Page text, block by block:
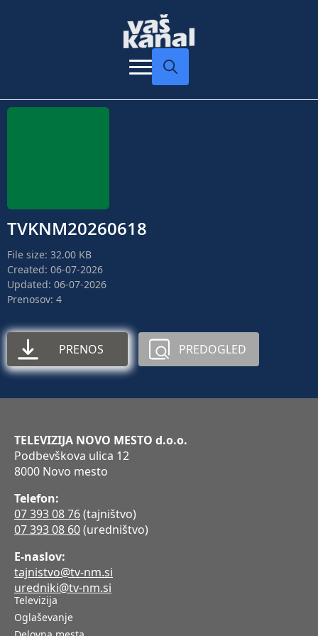
TVKNM20260618
File size: 32.00 KB
Created: 06-07-2026
Updated: 06-07-2026
Prenosov: 4
PRENOS PREDOGLED
TELEVIZIJA NOVO MESTO d.o.o.
Podbevškova ulica 12
8000 Novo mesto
Telefon:
07 393 08 76(tajništvo)
07 393 08 60(uredništvo)
E-naslov:
tajnistvo@tv-nm.si
uredniki@tv-nm.si
Televizija
Oglaševanje